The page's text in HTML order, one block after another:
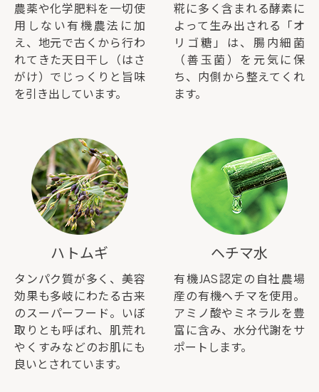
農薬や化学肥料を一切使
用しない有機農法に加
え、地元で古くから行わ
れてきた天日干し（はさ
がけ）でじっくりと旨味
を引き出しています。
糀に多く含まれる酵素に
よって生み出される「オ
リゴ糖」は、腸内細菌
（善玉菌）を元気に保
ち、内側から整えてくれ
ます。
ハトムギ
タンパク質が多く、美容
効果も多岐にわたる古来
のスーパーフード。いぼ
取りとも呼ばれ、肌荒れ
やくすみなどのお肌にも
良いとされています。
ヘチマ水
有機JAS認定の自社農場
産の有機ヘチマを使用。
アミノ酸やミネラルを豊
富に含み、水分代謝をサ
ポートします。